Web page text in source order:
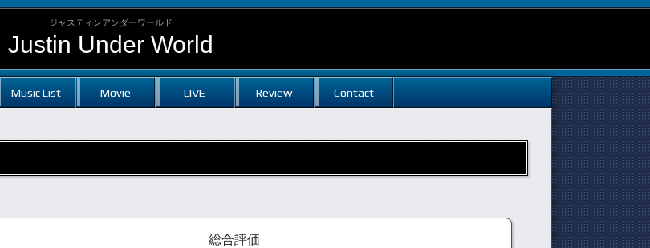
ジャスティンアンダーワールド
Justin Under World
Music List Movie LIVE Review Contact
総合評価